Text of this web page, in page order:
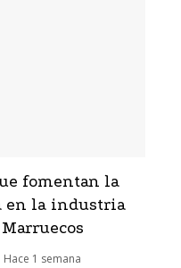
fomentan la
en la industria
Hace 1 semana